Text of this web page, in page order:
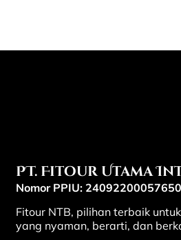
PT. Fitour Utama
Nomor PPIU:
Fitour NTB, pilihan terbaik
yang nyaman, berarti, dan